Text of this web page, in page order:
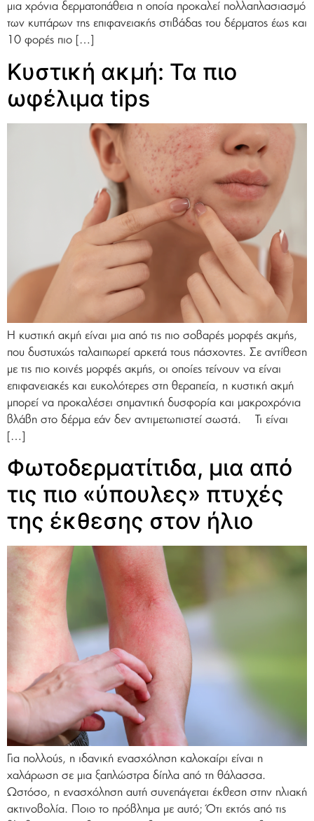
μια χρόνια δερματοπάθεια η οποία προκαλεί πολλαπλασιασμό
των κυττάρων της επιφανειακής στιβάδας του δέρματος έως και
10 φορές πιο […]
Κυστική ακμή: Τα πιο
ωφέλιμα tips
Η κυστική ακμή είναι μια από τις πιο σοβαρές μορφές ακμής,
που δυστυχώς ταλαιπωρεί αρκετά τους πάσχοντες. Σε αντίθεση
με τις πιο κοινές μορφές ακμής, οι οποίες τείνουν να είναι
επιφανειακές και ευκολότερες στη θεραπεία, η κυστική ακμή
μπορεί να προκαλέσει σημαντική δυσφορία και μακροχρόνια
βλάβη στο δέρμα εάν δεν αντιμετωπιστεί σωστά. Τι είναι
[…]
Φωτοδερματίτιδα, μια από
τις πιο «ύπουλες» πτυχές
της έκθεσης στον ήλιο
Για πολλούς, η ιδανική ενασχόληση καλοκαίρι είναι η
χαλάρωση σε μια ξαπλώστρα δίπλα από τη θάλασσα.
Ωστόσο, η ενασχόληση αυτή συνεπάγεται έκθεση στην ηλιακή
ακτινοβολία. Ποιο το πρόβλημα με αυτό; Ότι εκτός από τις